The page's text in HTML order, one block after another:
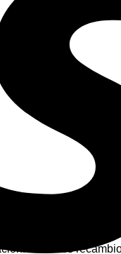
Nuestros